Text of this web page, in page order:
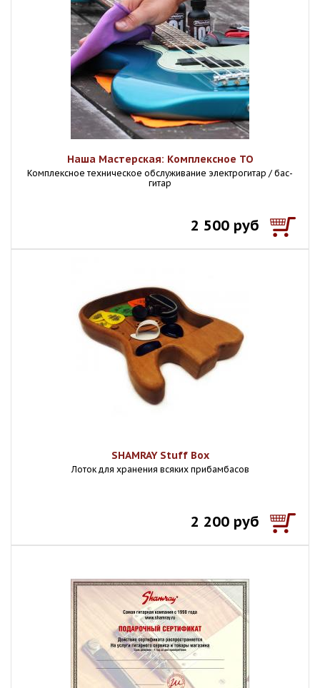
Наша Мастерская: Комплексное ТО
Комплексное техническое обслуживание электрогитар / бас-
гитар
2 500 руб
SHAMRAY Stuff Box
Лоток для хранения всяких прибамбасов
2 200 руб